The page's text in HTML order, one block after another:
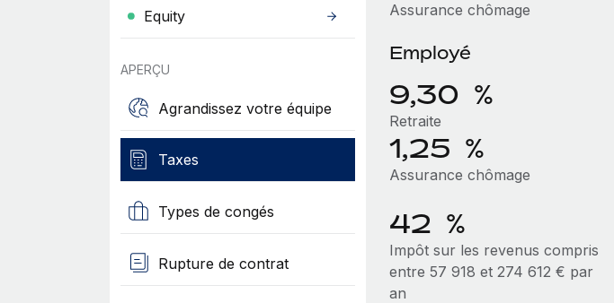
Equity
APERÇU
Agrandissez votre équipe
Taxes
Types de congés
Rupture de contrat
Assurance chômage
Employé
9,30 %
Retraite
1,25 %
Assurance chômage
42 %
Impôt sur les revenus compris
entre 57 918 et 274 612 € par
an